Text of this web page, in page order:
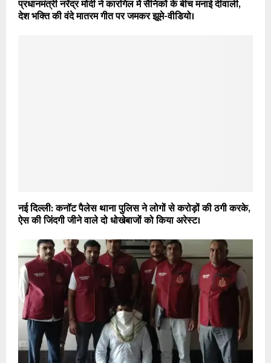
प्रधानमंत्री नरेंद्र मोदी ने कारगिल में सैनिकों के बीच मनाई दीवाली,
देश भक्ति की वंदे मातरम गीत पर जमकर झूमे-वीडियो।
नई दिल्ली: कनॉट पैलेस थाना पुलिस ने लोगों से करोड़ों की ठगी करके,
ऐस की जिंदगी जीने वाले दो धोखेबाजों को किया अरेस्ट।